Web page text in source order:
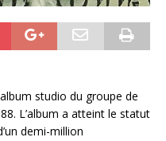
studio du groupe de
L’album a atteint le statut
demi-million